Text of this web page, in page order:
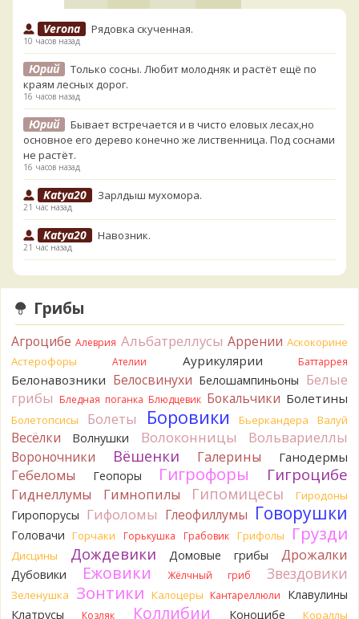
Verona Рядовка скученная.
10 часов назад
Юрий
Только сосны. Любит молодняк и растёт ещё по
краям лесных дорог.
16 часов назад
Юрий
Бывает встречается и в чисто еловых лесах,но
основное его дерево конечно же лиственница. Под соснами
не растёт.
16 часов назад
Katya20 Зарлдыш мухомора.
21 час назад
Katya20 Навозник.
21 час назад
Verona Скорее всего он.
1 день назад
Verona
1 день назад
Verona
Рядовка мыльная, судя по пластинкам.
Правильно сделали, что не взяли.
1 день назад
BorisM Подгруздок чёрный, или близкие виды
1 день назад
BorisM Сдаётся мне, на земле и в руке - разные грибы.
1 день назад
Кирилл
Вони не было, но вода и гриб при варке
начали желтеть. Выкинул. Большое спасибо.
2 дня назад
Кирилл Спасибо.
2 дня назад
Tatiana_A
Да. Но они не все безоговорочно
Грибы
Агроцибе Алеврия Альбатреллусы Аррении Аскокорине
Астерофоры
Ателии Аурикулярии Баттаррея
Белонавозники Белосвинухи Белошампиньоны Белые
грибы Бледная поганка Блюдцевик Бокальчики Болетины
Болетопсисы Болеты Боровики Бьеркандера Валуй
Весёлки Волнушки Волоконницы Вольвариеллы
Вороночники Вёшенки Галерины Ганодермы
Гебеломы Геопоры Гигрофоры Гигроцибе
Гиднеллумы Гимнопилы Гипомицесы Гиродоны
Гиропорусы Гифоломы Глеофиллумы Говорушки
Головачи Горчаки Горькушка Грабовик Грифолы Грузди
Дисцины Дождевики Домовые грибы Дрожалки
Дубовики Ежовики Жёлчный гриб Звездовики
Зеленушка Зонтики Калоцеры Кантареллюли
Клавулины
Клатрусы
Козляк Коллибии Коноцибе Кораллы